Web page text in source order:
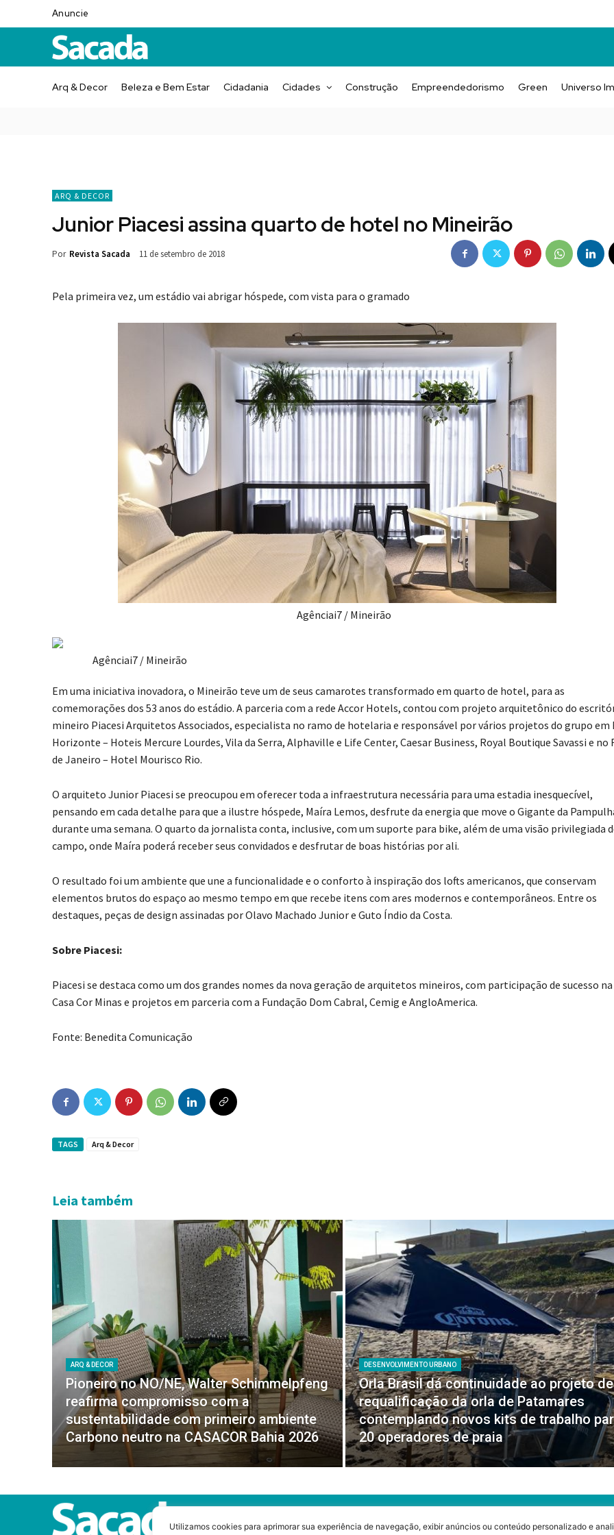
Utilizamos cookies para aprimorar sua experiência de navegação, exibir anúncios ou conteúdo personalizado e
Anuncie
Arq & Decor Beleza e Bem Estar Cidadania Cidades Construção Empreendedorismo Green Universo
ARQ & DECOR
Junior Piacesi assina quarto de hotel no Mineirão
Por Revista Sacada 11 de setembro de 2018
Pela primeira vez, um estádio vai abrigar hóspede, com vista para o gramado
Agênciai7 / Mineirão
Agênciai7 / Mineirão
Em uma iniciativa inovadora, o Mineirão teve um de seus camarotes transformado em quarto de hotel, para as
comemorações dos 53 anos do estádio. A parceria com a rede Accor Hotels, contou com projeto arquitetônico do
mineiro Piacesi Arquitetos Associados, especialista no ramo de hotelaria e responsável por vários projetos do grupo em
Horizonte – Hoteis Mercure Lourdes, Vila da Serra, Alphaville e Life Center, Caesar Business, Royal Boutique Savassi e no
de Janeiro – Hotel Mourisco Rio.
O arquiteto Junior Piacesi se preocupou em oferecer toda a infraestrutura necessária para uma estadia inesquecível,
pensando em cada detalhe para que a ilustre hóspede, Maíra Lemos, desfrute da energia que move o Gigante da
durante uma semana. O quarto da jornalista conta, inclusive, com um suporte para bike, além de uma visão privilegiada
campo, onde Maíra poderá receber seus convidados e desfrutar de boas histórias por ali.
O resultado foi um ambiente que une a funcionalidade e o conforto à inspiração dos lofts americanos, que conservam
elementos brutos do espaço ao mesmo tempo em que recebe itens com ares modernos e contemporâneos. Entre os
destaques, peças de design assinadas por Olavo Machado Junior e Guto Índio da Costa.
Sobre Piacesi:
Piacesi se destaca como um dos grandes nomes da nova geração de arquitetos mineiros, com participação de sucesso na
Casa Cor Minas e projetos em parceria com a Fundação Dom Cabral, Cemig e AngloAmerica.
Fonte: Benedita Comunicação
TAGS Arq & Decor
Leia também
ARQ & DECOR
Pioneiro no NO/NE, Walter Schimmelpfeng
reafirma compromisso com a
sustentabilidade com primeiro ambiente
Carbono neutro na CASACOR Bahia 2026
DESENVOLVIMENTO URBANO
Orla Brasil dá continuidade ao projeto de
requalificação da orla de Patamares
contemplando novos kits de trabalho
20 operadores de praia